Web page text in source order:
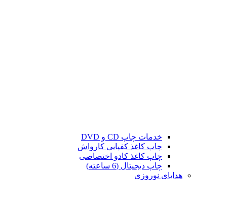
خدمات چاپ CD و DVD
چاپ کاغذ کفپایی کارواش
چاپ کاغذ کادو اختصاصی
چاپ دیجیتال (6 ساعته)
هدایای نوروزی